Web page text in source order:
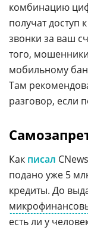
комбинацию
получат доступ
звонки за ваш
того,
мобильному
Там
разговор, если
Как писал
подано уже 5
кредиты. До
есть ли у